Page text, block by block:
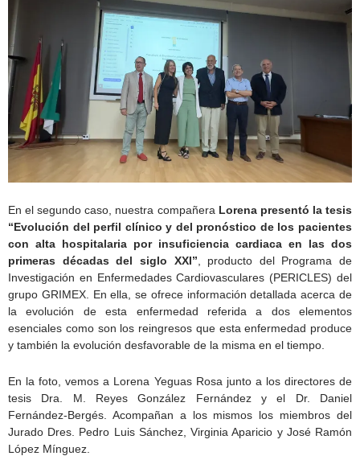
En el segundo caso, nuestra compañera Lorena presentó la tesis
“Evolución del perfil clínico y del pronóstico de los pacientes
con alta hospitalaria por insuficiencia cardiaca en las dos
primeras décadas del siglo XXI” , producto del Programa de
Investigación en Enfermedades Cardiovasculares (PERICLES) del
grupo GRIMEX. En ella, se ofrece información detallada acerca de
la evolución de esta enfermedad referida a dos elementos
esenciales como son los reingresos que esta enfermedad produce
y también la evolución desfavorable de la misma en el tiempo.
En la foto, vemos a Lorena Yeguas Rosa junto a los directores de
tesis Dra. M. Reyes González Fernández y el Dr. Daniel
Fernández-Bergés. Acompañan a los mismos los miembros del
Jurado Dres. Pedro Luis Sánchez, Virginia Aparicio y José Ramón
López Mínguez.